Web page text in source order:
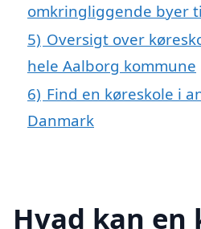
omkringliggende byer
5) Oversigt over
hele Aalborg kommune
6) Find en køreskole i
Danmark
Hvad kan en